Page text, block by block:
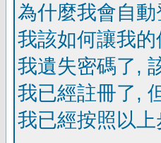
為什麼我會自動
我該如何讓我
我遺失密碼了,
我已經註冊了,
我已經按照以